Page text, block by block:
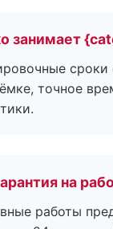
занимает
точное
на
работы